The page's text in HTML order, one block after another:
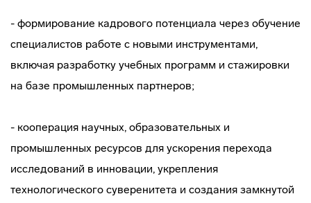
- формирование кадрового потенциала через обучение
специалистов работе с новыми инструментами,
включая разработку учебных программ и стажировки
на базе промышленных партнеров;
- кооперация научных, образовательных и
промышленных ресурсов для ускорения перехода
исследований в инновации, укрепления
технологического суверенитета и создания замкнутой